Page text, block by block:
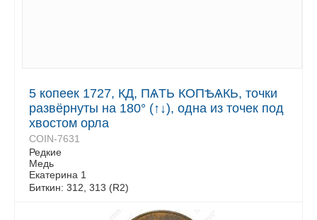
5 копеек 1727, КД, ПѦТЬ КОПѢѦКЬ, точки
развёрнуты на 180° (↑↓), одна из точек под
хвостом орла
COIN-7631
Редкие
Медь
Екатерина 1
Биткин: 312, 313 (R2)